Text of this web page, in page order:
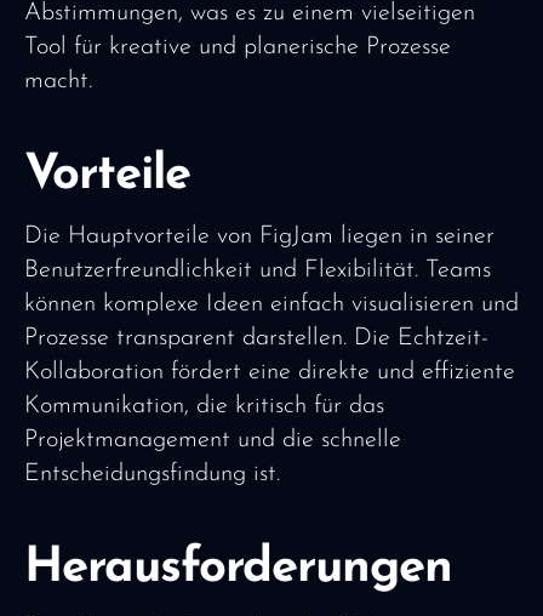
Abstimmungen, was es zu einem vielseitigen
Tool für kreative und planerische Prozesse
macht.
Vorteile
Die Hauptvorteile von FigJam liegen in seiner
Benutzerfreundlichkeit und Flexibilität. Teams
können komplexe Ideen einfach visualisieren und
Prozesse transparent darstellen. Die Echtzeit-
Kollaboration fördert eine direkte und effiziente
Kommunikation, die kritisch für das
Projektmanagement und die schnelle
Entscheidungsfindung ist.
Herausforderungen